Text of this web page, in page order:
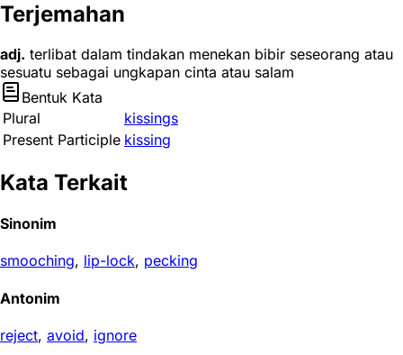
Terjemahan
adj. terlibat dalam tindakan menekan bibir seseorang atau
sesuatu sebagai ungkapan cinta atau salam
Bentuk Kata
Plural
kissings
Present Participle kissing
Kata Terkait
Sinonim
smooching, lip-lock, pecking
Antonim
reject, avoid, ignore